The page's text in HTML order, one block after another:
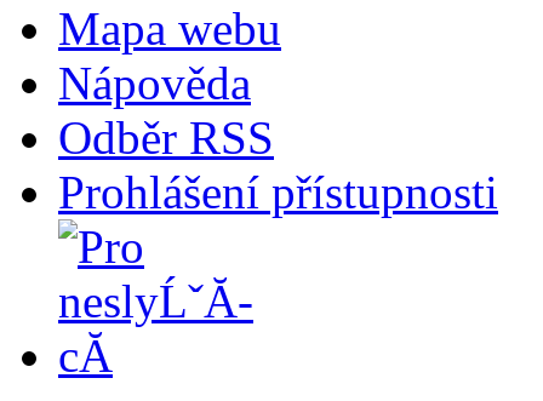
Mapa webu
Nápověda
Odběr RSS
Prohlášení přístupnosti